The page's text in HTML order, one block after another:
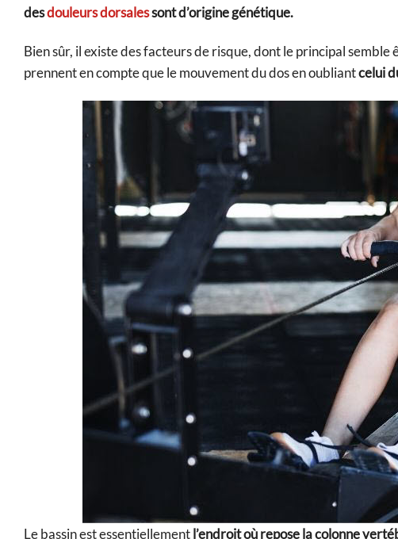
desdouleurs dorsalessont d’origine génétique.
Bien sûr, il existe des facteurs de risque, dont le principal
prennent en compte que le mouvement du dos en oubliantcelui
Le bassin est essentiellementl’endroit où repose la colonne